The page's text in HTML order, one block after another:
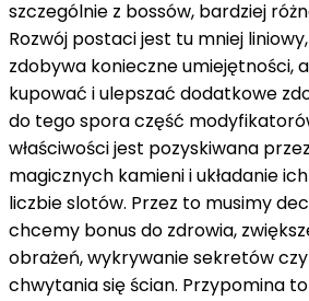
szczególnie z bossów, bardziej
Rozwój postaci jest tu mniej
zdobywa konieczne umiejętności,
kupować i ulepszać dodatkowe
do tego spora część
właściwości jest pozyskiwana
magicznych kamieni i układanie
liczbie slotów. Przez to musimy
chcemy bonus do zdrowia,
obrażeń, wykrywanie sekretów
chwytania się ścian. Przypomina